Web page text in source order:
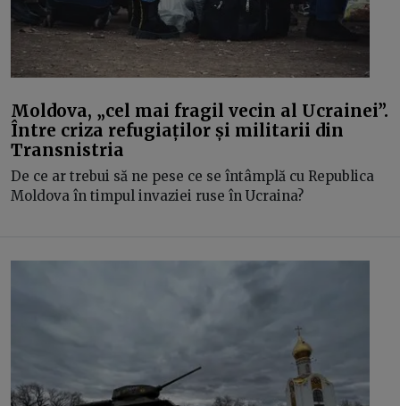
Moldova, „cel mai fragil vecin al Ucrainei”.
Între criza refugiaților și militarii din
Transnistria
De ce ar trebui să ne pese ce se întâmplă cu Republica
Moldova în timpul invaziei ruse în Ucraina?